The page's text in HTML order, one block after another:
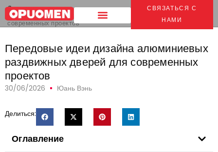
СВЯЗАТЬСЯ С
НАМИ
Дом >
Передовые идеи дизайна алюминиевых раздвижных дверей для
современных проектов
Передовые идеи дизайна алюминиевых
раздвижных дверей для современных
проектов
30/06/2026 Юань Вэнь
Делиться:
Оглавление